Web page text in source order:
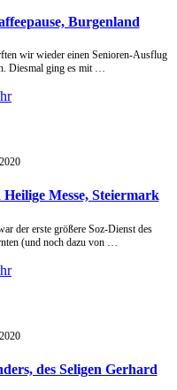
Burgenland
wir wieder einen Senioren-Ausflug
Diesmal ging es mit …
2020
Messe, Steiermark
der erste größere Soz-Dienst des
(und noch dazu von …
2020
des Seligen Gerhard